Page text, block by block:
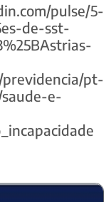
pulse/5-
de-sst-
pt-
e-